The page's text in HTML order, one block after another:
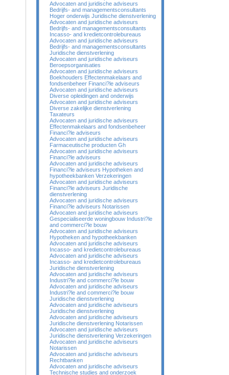
Advocaten and juridische adviseurs
Bedrijfs- and managementsconsultants
Hoger onderwijs Juridische dienstverlening
Advocaten and juridische adviseurs
Bedrijfs- and managementsconsultants
Incasso- and kredietcontrolebureaus
Advocaten and juridische adviseurs
Bedrijfs- and managementsconsultants
Juridische dienstverlening
Advocaten and juridische adviseurs
Beroepsorganisaties
Advocaten and juridische adviseurs
Boekhouders Effectenmakelaars and
fondsenbeheer Financi?le adviseurs
Advocaten and juridische adviseurs
Diverse opleidingen and onderwijs
Advocaten and juridische adviseurs
Diverse zakelijke dienstverlening
Taxateurs
Advocaten and juridische adviseurs
Effectenmakelaars and fondsenbeheer
Financi?le adviseurs
Advocaten and juridische adviseurs
Farmaceutische producten Gh
Advocaten and juridische adviseurs
Financi?le adviseurs
Advocaten and juridische adviseurs
Financi?le adviseurs Hypotheken and
hypotheekbanken Verzekeringen
Advocaten and juridische adviseurs
Financi?le adviseurs Juridische
dienstverlening
Advocaten and juridische adviseurs
Financi?le adviseurs Notarissen
Advocaten and juridische adviseurs
Gespecialiseerde woningbouw Industri?le
and commerci?le bouw
Advocaten and juridische adviseurs
Hypotheken and hypotheekbanken
Advocaten and juridische adviseurs
Incasso- and kredietcontrolebureaus
Advocaten and juridische adviseurs
Incasso- and kredietcontrolebureaus
Juridische dienstverlening
Advocaten and juridische adviseurs
Industri?le and commerci?le bouw
Advocaten and juridische adviseurs
Industri?le and commerci?le bouw
Juridische dienstverlening
Advocaten and juridische adviseurs
Juridische dienstverlening
Advocaten and juridische adviseurs
Juridische dienstverlening Notarissen
Advocaten and juridische adviseurs
Juridische dienstverlening Verzekeringen
Advocaten and juridische adviseurs
Notarissen
Advocaten and juridische adviseurs
Rechtbanken
Advocaten and juridische adviseurs
Technische studies and onderzoek